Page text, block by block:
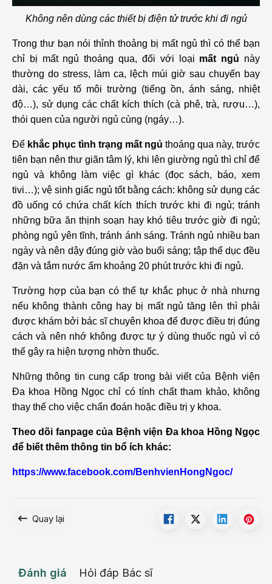
Không nên dùng các thiết bị điện tử trước khi đi ngủ
Trong thư bạn nói thỉnh thoảng bị mất ngủ thì có thể bạn
chỉ bị mất ngủ thoáng qua, đối với loại mất ngủ này
thường do stress, làm ca, lệch múi giờ sau chuyến bay
dài, các yếu tố môi trường (tiếng ồn, ánh sáng, nhiệt
độ…), sử dụng các chất kích thích (cà phê, trà, rượu…),
thói quen của người ngủ cùng (ngáy…).
Để khắc phục tình trạng mất ngủ thoáng qua này, trước
tiên bạn nên thư giãn tâm lý, khi lên giường ngủ thì chỉ để
ngủ và không làm việc gì khác (đọc sách, báo, xem
tivi…); vệ sinh giấc ngủ tốt bằng cách: không sử dụng các
đồ uống có chứa chất kích thích trước khi đi ngủ; tránh
những bữa ăn thịnh soạn hay khó tiêu trước giờ đi ngủ;
phòng ngủ yên tĩnh, tránh ánh sáng. Tránh ngủ nhiều ban
ngày và nên dậy đúng giờ vào buổi sáng; tập thể dục đều
đặn và tắm nước ấm khoảng 20 phút trước khi đi ngủ.
Trường hợp của bạn có thể tự khắc phục ở nhà nhưng
nếu không thành công hay bị mất ngủ tăng lên thì phải
được khám bởi bác sĩ chuyên khoa để được điều trị đúng
cách và nên nhớ không được tự ý dùng thuốc ngủ vì có
thể gây ra hiện tượng nhờn thuốc.
Những thông tin cung cấp trong bài viết của Bệnh viện
Đa khoa Hồng Ngọc chỉ có tính chất tham khảo, không
thay thế cho việc chẩn đoán hoặc điều trị y khoa.
Theo dõi fanpage của Bệnh viện Đa khoa Hồng Ngọc
để biết thêm thông tin bổ ích khác:
https://www.facebook.com/BenhvienHongNgoc/
Quay lại
Đánh giá Hỏi đáp Bác sĩ